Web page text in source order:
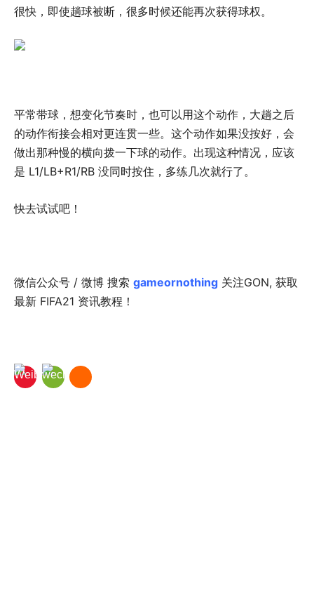
很快，即使趟球被断，很多时候还能再次获得球权。
平常带球，想变化节奏时，也可以用这个动作，大趟之后
的动作衔接会相对更连贯一些。这个动作如果没按好，会
做出那种慢的横向拨一下球的动作。出现这种情况，应该
是 L1/LB+R1/RB 没同时按住，多练几次就行了。
快去试试吧！
微信公众号 / 微博 搜索 gameornothing 关注GON, 获取
最新 FIFA21 资讯教程！